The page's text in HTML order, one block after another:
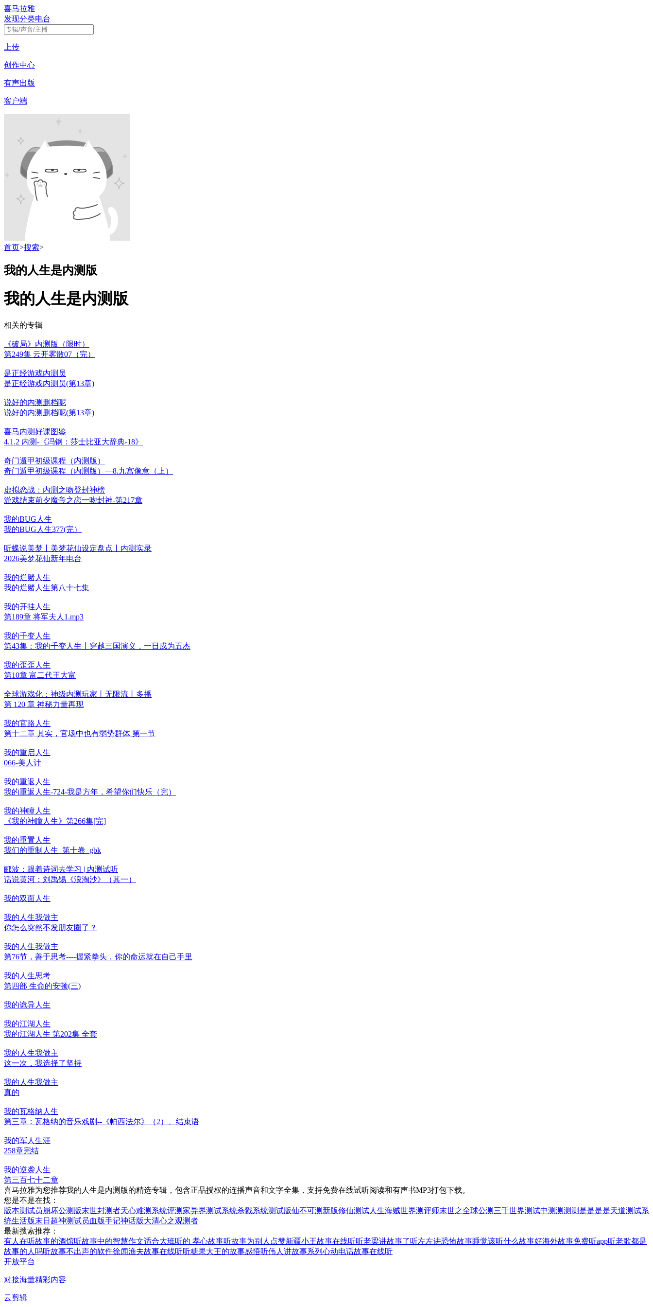
喜马拉雅
发现分类电台
上传
创作中心
有声出版
客户端
首页>搜索>
我的人生是内测版
我的人生是内测版
相关的专辑
《破局》内测版（限时）
第249集 云开雾散07（完）
是正经游戏内测员
是正经游戏内测员(第13章)
说好的内测删档呢
说好的内测删档呢(第13章)
喜马内测好课图鉴
4.1.2 内测-《冯钢：莎士比亚大辞典-18》
奇门遁甲初级课程（内测版）
奇门遁甲初级课程（内测版）—8.九宫像意（上）
虚拟恋战：内测之吻登封神榜
游戏结束前夕魔帝之恋一吻封神-第217章
我的BUG人生
我的BUG人生377(完）
听蝶说美梦丨美梦花仙设定盘点丨内测实录
2026美梦花仙新年电台
我的烂赌人生
我的烂赌人生第八十七集
我的开挂人生
第189章 将军夫人1.mp3
我的千变人生
第43集：我的千变人生丨穿越三国演义，一日戍为五杰
我的歪歪人生
第10章 富二代王大富
全球游戏化：神级内测玩家丨无限流丨多播
第 120 章 神秘力量再现
我的官路人生
第十二章 其实，官场中也有弱势群体 第一节
我的重启人生
066-美人计
我的重返人生
我的重返人生-724-我是方年，希望你们快乐（完）
我的神瞳人生
《我的神瞳人生》第266集[完]
我的重置人生
我们的重制人生_第十卷_gbk
郦波：跟着诗词去学习 | 内测试听
话说黄河：刘禹锡《浪淘沙》（其一）
我的双面人生
我的人生我做主
你怎么突然不发朋友圈了？
我的人生我做主
第76节，善于思考----握紧拳头，你的命运就在自己手里
我的人生思考
第四部 生命的安顿(三)
我的诡异人生
我的江湖人生
我的江湖人生 第202集 全套
我的人生我做主
这一次，我选择了坚持
我的人生我做主
真的
我的瓦格纳人生
第三章：瓦格纳的音乐戏剧--《帕西法尔》（2）、结束语
我的军人生涯
258章完结
我的逆袭人生
第三百七十二章
喜马拉雅为您推荐我的人生是内测版的精选专辑，包含正品授权的连播声音和文字全集，支持免费在线试听阅读和有声书MP3打包下载。
您是不是在找：
版本测试员崩坏公测版末世封测者天心难测 系统评测家异界测试系统杀戮系统测试版仙不可测 新版修仙测试人生海贼世界测评师末世之全球公测 三千世界测试中测测测测是是是是天道测试系
统生活版末日 超神测试员血版手记神话版大清心之观测者
最新搜索推荐：
有人在听故事的酒馆听故事中的智慧作文适合大班听的 孝心故事听故事为别人点赞新疆小王故事在线听听老梁讲故事了听左左讲恐怖故事睡觉该听什么故事好海外故事免费听app听老歌都是
故事的人吗听故事不出声的软件徐闻渔夫故事在线听听糖果大王的故事感悟听伟人讲故事系列 心动电话故事在线听
开放平台
对接海量精彩内容
云剪辑